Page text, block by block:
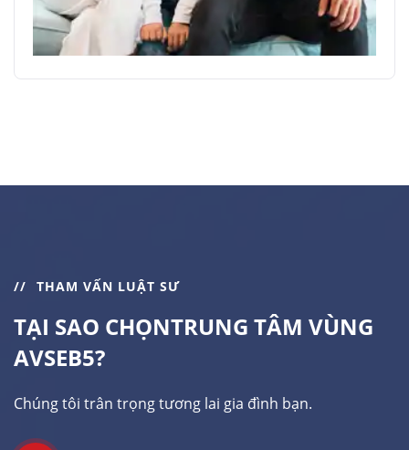
THAM VẤN LUẬT SƯ
TẠI SAO CHỌNTRUNG TÂM VÙNG
AVSEB5?
Chúng tôi trân trọng tương lai gia đình bạn.